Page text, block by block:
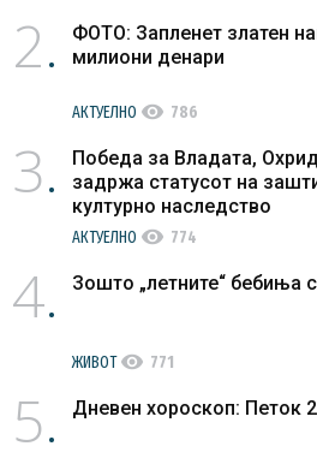
2
ФОТО: Запленет златен
милиони денари
АКТУЕЛНО visibility 786
3
Победа за Владата,
задржа статусот на
културно наследство
АКТУЕЛНО visibility 774
4 Зошто „летните“ бебиња
ЖИВОТvisibility 771
5 Дневен хороскоп: Петок